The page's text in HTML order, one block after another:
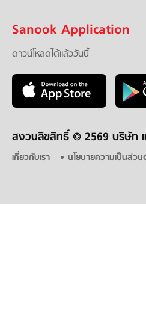
Sanook Application
ดาวน์โหลดได้แล้ววันนี้
สงวนลิขสิทธิ์ © 2569 บริษัท
เกี่ยวกับเรา นโยบายความเป็นส่ว